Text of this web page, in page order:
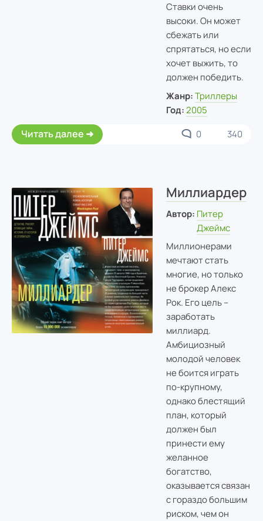
Ставки очень
высоки. Он может
сбежать или
спрятаться, но если
хочет выжить, то
должен победить.
Жанр: Триллеры
Год: 2005
Читать далее 0 340
Миллиардер
Автор: Питер
Джеймс
Миллионерами
мечтают стать
многие, но только
не брокер Алекс
Рок. Его цель –
заработать
миллиард.
Амбициозный
молодой человек
не боится играть
по-крупному,
однако блестящий
план, который
должен был
принести ему
желанное
богатство,
оказывается связан
с гораздо большим
риском, чем он